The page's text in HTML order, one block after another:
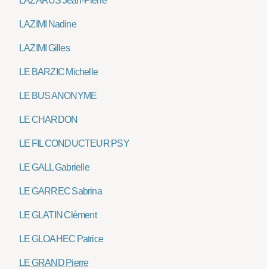
LAZIMI Nadine
LAZIMI Gilles
LE BARZIC Michelle
LE BUS ANONYME
LE CHARDON
LE FIL CONDUCTEUR PSY
LE GALL Gabrielle
LE GARREC Sabrina
LE GLATIN Clément
LE GLOAHEC Patrice
LE GRAND Pierre